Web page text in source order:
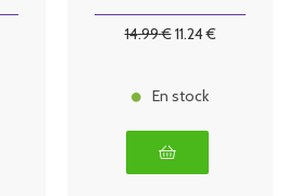
14.99€11.24€
En stock